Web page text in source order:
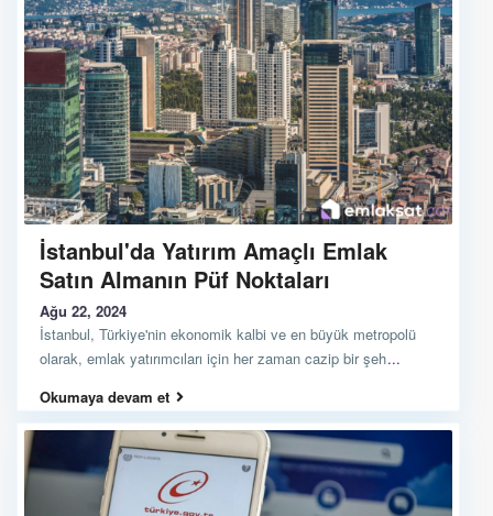
İstanbul'da Yatırım Amaçlı Emlak
Satın Almanın Püf Noktaları
Ağu 22, 2024
İstanbul, Türkiye'nin ekonomik kalbi ve en büyük metropolü
olarak, emlak yatırımcıları için her zaman cazip bir şeh...
Okumaya devam et